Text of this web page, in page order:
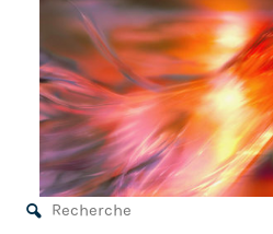
A